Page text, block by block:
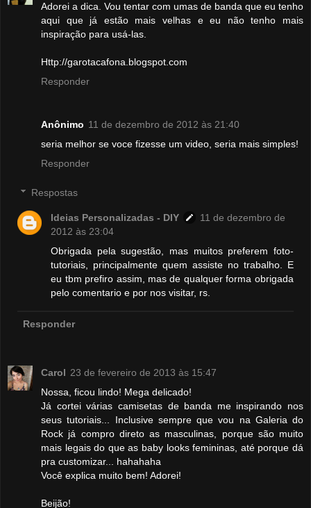
Adorei a dica. Vou tentar com umas de banda que eu tenho
aqui que já estão mais velhas e eu não tenho mais
inspiração para usá-las.
Http://garotacafona.blogspot.com
Responder
Anônimo 11 de dezembro de 2012 às 21:40
seria melhor se voce fizesse um video, seria mais simples!
Responder
Respostas
Ideias Personalizadas - DIY
11 de dezembro de
2012 às 23:04
Obrigada pela sugestão, mas muitos preferem foto-
tutoriais, principalmente quem assiste no trabalho. E
eu tbm prefiro assim, mas de qualquer forma obrigada
pelo comentario e por nos visitar, rs.
Responder
Carol 23 de fevereiro de 2013 às 15:47
Nossa, ficou lindo! Mega delicado!
Já cortei várias camisetas de banda me inspirando nos
seus tutoriais... Inclusive sempre que vou na Galeria do
Rock já compro direto as masculinas, porque são muito
mais legais do que as baby looks femininas, até porque dá
pra customizar... hahahaha
Você explica muito bem! Adorei!
Beijão!